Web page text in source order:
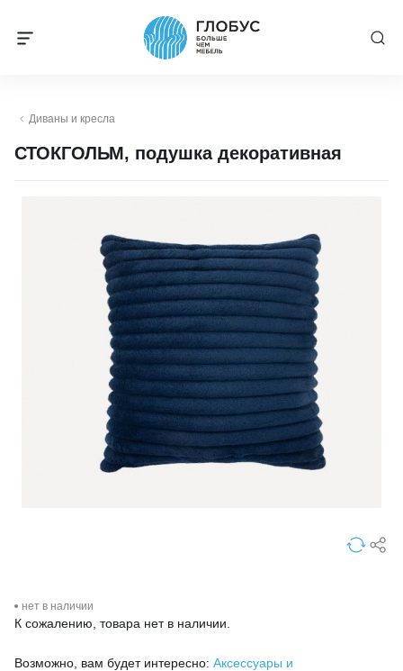
Диваны и кресла
СТОКГОЛЬМ, подушка декоративная
нет в наличии
К сожалению, товара нет в наличии.
Возможно, вам будет интересно: Аксессуары и